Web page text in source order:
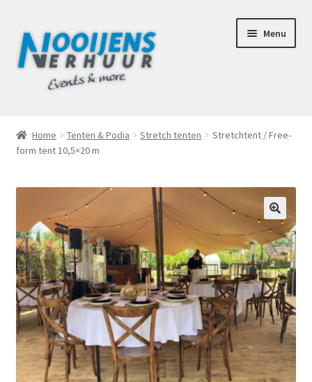
door
naar
navigatie
naar
de
Menu
Afhaalbox Tilburg
Assortiment
Totaal Concept Voor Je Bruiloft
Mijn account
Offerte aanvraag
Offerte aanvraag
Privacybeleid
Home Tenten & Podia Stretch tenten
Stretchtent / Free-
form tent 10,5×20 m
🔍